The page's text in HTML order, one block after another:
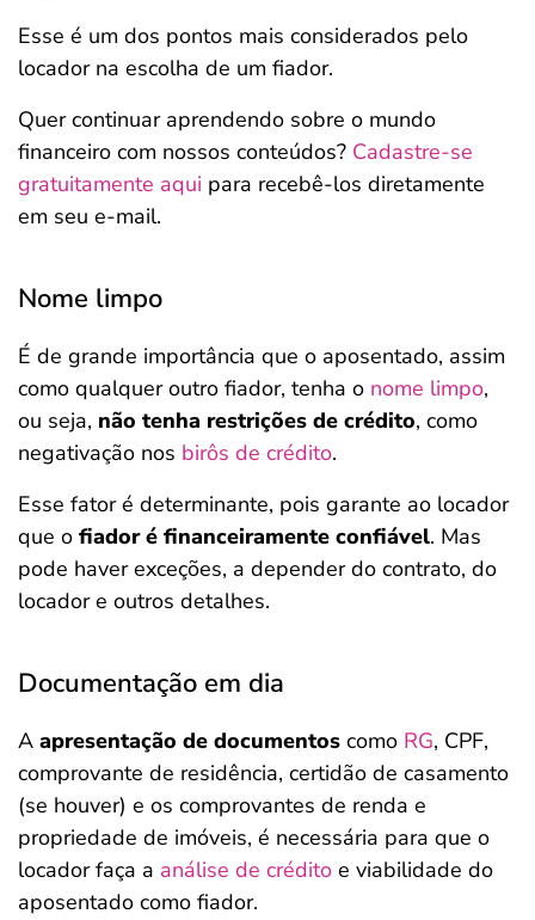
Esse é um dos pontos mais considerados pelo
locador na escolha de um fiador.
Quer continuar aprendendo sobre o mundo
financeiro com nossos conteúdos? Cadastre-se
gratuitamente aqui para recebê-los diretamente
em seu e-mail.
Nome limpo
É de grande importância que o aposentado, assim
como qualquer outro fiador, tenha o nome limpo,
ou seja, não tenha restrições de crédito, como
negativação nos birôs de crédito.
Esse fator é determinante, pois garante ao locador
que o fiador é financeiramente confiável. Mas
pode haver exceções, a depender do contrato, do
locador e outros detalhes.
Documentação em dia
A apresentação de documentos como RG, CPF,
comprovante de residência, certidão de casamento
(se houver) e os comprovantes de renda e
propriedade de imóveis, é necessária para que o
locador faça a análise de crédito e viabilidade do
aposentado como fiador.